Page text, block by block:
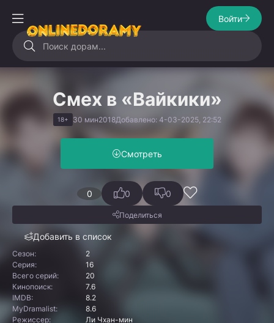
Войти
Смех в «Вайкики»
18+ 30 мин2018Добавлено: 4-03-2025, 22:52
Смотреть
0
Добавить в список
0 0
Поделиться
Сезон:
2
Серия:
16
Всего серий:
20
Кинопоиск:
7.6
IMDB:
8.2
MyDramalist:
8.6
Режиссер:
Ли Чхан-мин